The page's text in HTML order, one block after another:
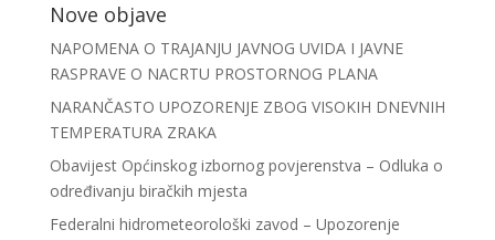
Nove objave
NAPOMENA O TRAJANJU JAVNOG UVIDA I JAVNE
RASPRAVE O NACRTU PROSTORNOG PLANA
NARANČASTO UPOZORENJE ZBOG VISOKIH DNEVNIH
TEMPERATURA ZRAKA
Obavijest Općinskog izbornog povjerenstva – Odluka o
određivanju biračkih mjesta
Federalni hidrometeorološki zavod – Upozorenje